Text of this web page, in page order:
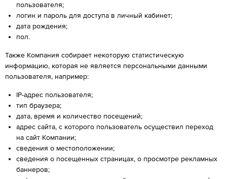
пользователя;
логин и пароль для доступа в личный кабинет;
дата рождения;
пол.
Также Компания собирает некоторую статистическую
информацию, которая не является персональными данными
пользователя, например:
IP-адрес пользователя;
тип браузера;
дата, время и количество посещений;
адрес сайта, с которого пользователь осуществил переход
на сайт Компании;
сведения о местоположении;
сведения о посещенных страницах, о просмотре рекламных
баннеров;